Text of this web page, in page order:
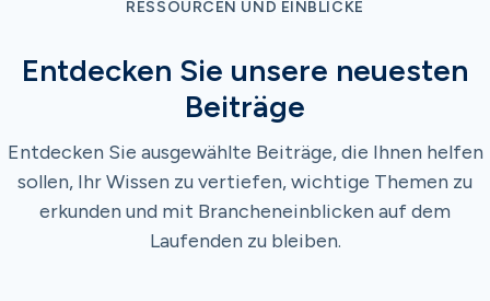
RESSOURCEN UND EINBLICKE
Entdecken Sie unsere neuesten
Beiträge
Entdecken Sie ausgewählte Beiträge, die Ihnen helfen
sollen, Ihr Wissen zu vertiefen, wichtige Themen zu
erkunden und mit Brancheneinblicken auf dem
Laufenden zu bleiben.